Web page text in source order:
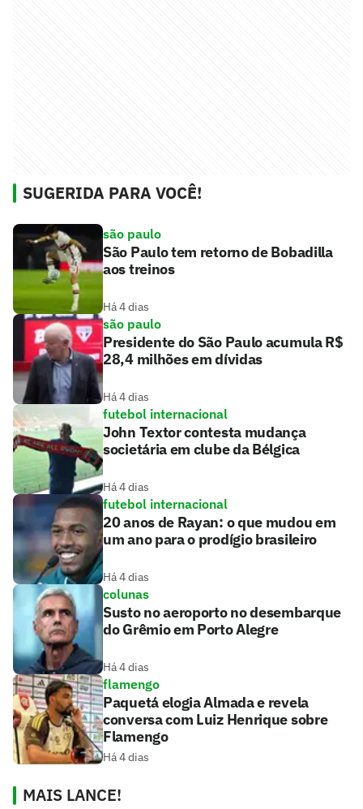
SUGERIDA PARA VOCÊ!
são paulo
São Paulo tem retorno de Bobadilla
aos treinos
Há 4 dias
são paulo
Presidente do São Paulo acumula R$
28,4 milhões em dívidas
Há 4 dias
futebol internacional
John Textor contesta mudança
societária em clube da Bélgica
Há 4 dias
futebol internacional
20 anos de Rayan: o que mudou em
um ano para o prodígio brasileiro
Há 4 dias
colunas
Susto no aeroporto no desembarque
do Grêmio em Porto Alegre
Há 4 dias
flamengo
Paquetá elogia Almada e revela
conversa com Luiz Henrique sobre
Flamengo
Há 4 dias
MAIS LANCE!